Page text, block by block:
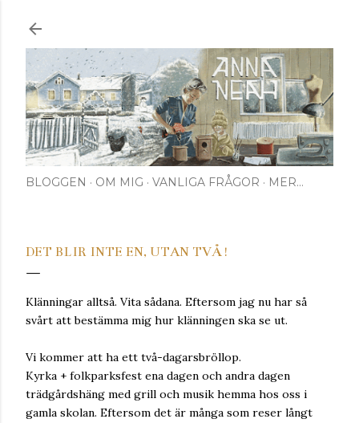
BLOGGEN OM MIG VANLIGA FRÅGOR MER…
DET BLIR INTE EN, UTAN TVÅ!
Klänningar alltså. Vita sådana. Eftersom jag nu har så
svårt att bestämma mig hur klänningen ska se ut.
Vi kommer att ha ett två-dagarsbröllop.
Kyrka + folkparksfest ena dagen och andra dagen
trädgårdshäng med grill och musik hemma hos oss i
gamla skolan. Eftersom det är många som reser långt